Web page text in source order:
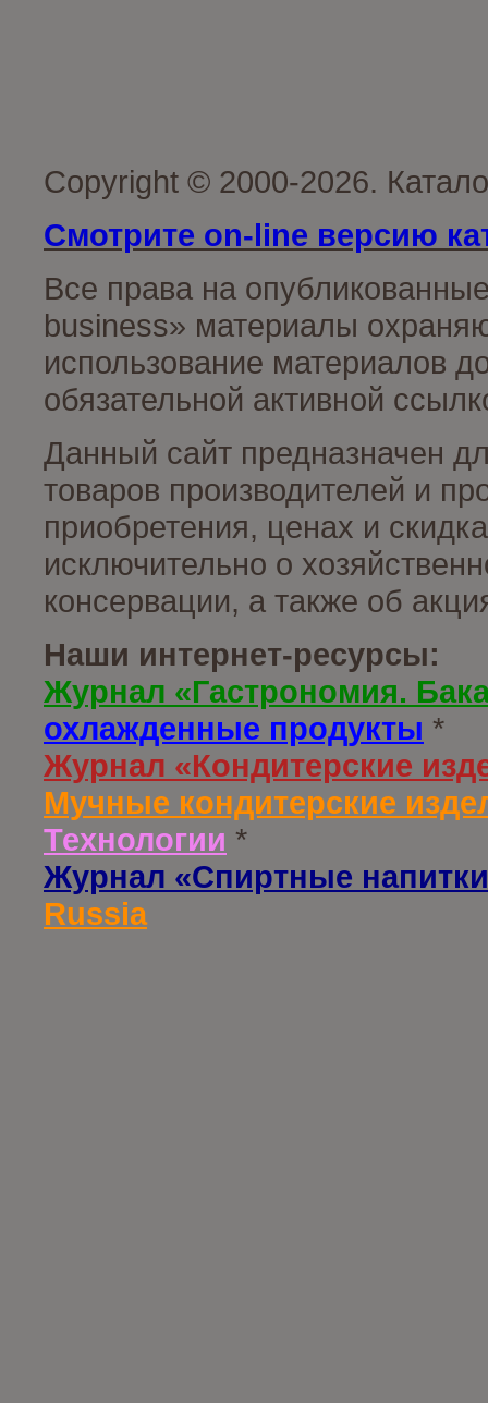
Copyright © 2000-2026.
Смотрите on-line версию
Все права на
business» материалы
использование материалов
обязательной активной
Данный сайт предназначен
товаров производителей и
приобретения, ценах и
исключительно о
консервации, а также об
Наши интернет-ресурсы:
Журнал «Гастрономия.
охлажденные продукты *
Журнал «Кондитерские
Мучные кондитерские
Технологии *
Журнал «Спиртные
Russia